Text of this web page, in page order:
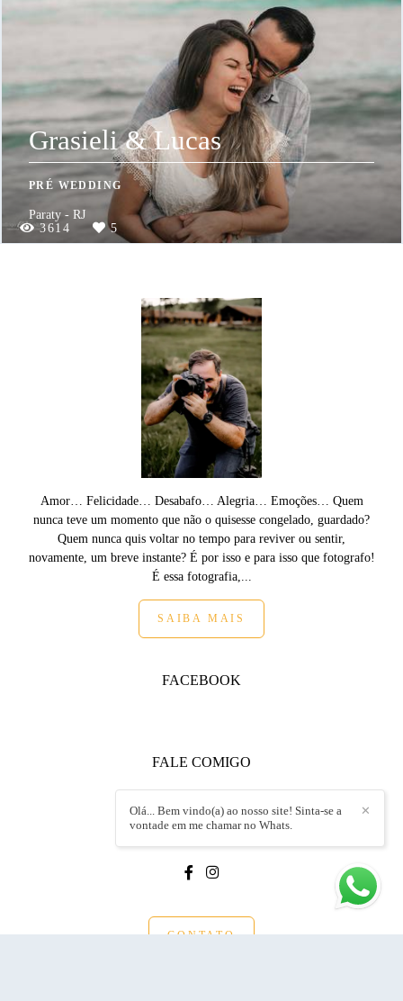
Grasieli & Lucas
PRÉ WEDDING
Paraty - RJ
3614
5
Amor… Felicidade… Desabafo… Alegria… Emoções… Quem
nunca teve um momento que não o quisesse congelado, guardado?
Quem nunca quis voltar no tempo para reviver ou sentir,
novamente, um breve instante? É por isso e para isso que fotografo!
É essa fotografia,...
SAIBA MAIS
FACEBOOK
FALE COMIGO
Enviar mensagem
CONTATO
✕
Olá... Bem vindo(a) ao nosso site! Sinta-se a
vontade em me chamar no Whats.